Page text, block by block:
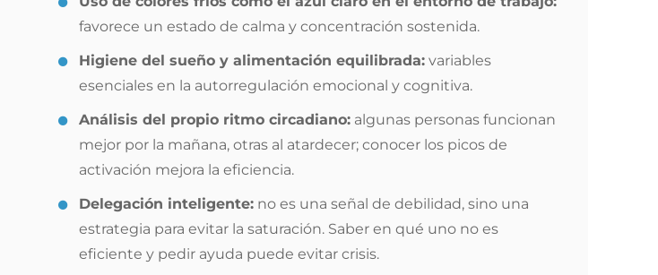
favorece un estado de calma y concentración sostenida.
Higiene del sueño y alimentación equilibrada: variables
esenciales en la autorregulación emocional y cognitiva.
Análisis del propio ritmo circadiano: algunas personas funcionan
mejor por la mañana, otras al atardecer; conocer los picos de
activación mejora la eficiencia.
Delegación inteligente: no es una señal de debilidad, sino una
estrategia para evitar la saturación. Saber en qué uno no es
eficiente y pedir ayuda puede evitar crisis.